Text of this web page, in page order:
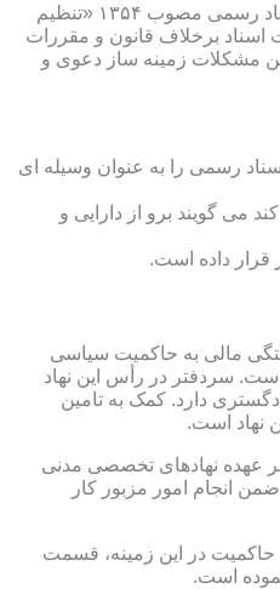
ماده ۲۹ و ثبت اسناد رسمی: قانونگذار فقط تنظیم و ثبت اسناد برخلاف قانون و مقررات موضوعه را تخلف و مستوجب مجازات دانسته است ولی ماده ۲۹ آیین نامه دفاتر اسناد رسمی مصوب ۱۳۵۴ «تنظیم
اسناد برخلاف قانون و مقررات
مشکلات زمینه ساز دعوی و
رسمی را به عنوان وسیله ای
گویند برو از دارایی و
قرار داده است.
مالی به حاکمیت سیاسی
سردفتر در رأس این نهاد
دارد. کمک به تامین
نهاد است.
عهده نهادهای تخصصی مدنی
انجام امور مزبور کار
در این زمینه، قسمت
است.